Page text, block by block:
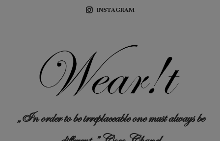
INSTAGRAM
„In order to be irreplaceable one must always be